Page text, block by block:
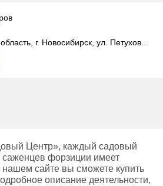
Центр», каждый садовый
форзиции имеет
нашем сайте вы сможете купить
описание деятельности,